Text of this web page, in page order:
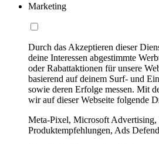
Marketing
Durch das Akzeptieren dieser
deine Interessen abgestimmte
oder Rabattaktionen für unsere
basierend auf deinem Surf- und
sowie deren Erfolge messen. Mit
wir auf dieser Webseite folgende
Meta-Pixel, Microsoft
Produktempfehlungen, Ads